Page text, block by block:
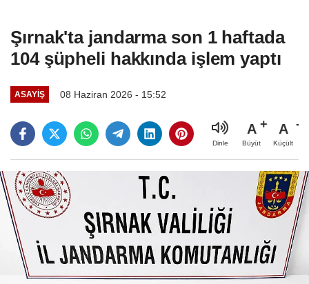
Şırnak'ta jandarma son 1 haftada
104 şüpheli hakkında işlem yaptı
ASAYIŞ 08 Haziran 2026 - 15:52
Dinle
A
Büyüt
A
Küçült